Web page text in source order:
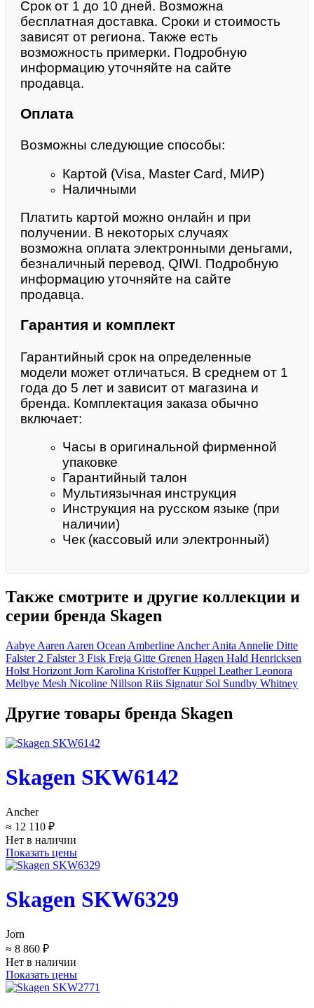
Срок от 1 до 10 дней. Возможна
бесплатная доставка. Сроки и стоимость
зависят от региона. Также есть
возможность примерки. Подробную
информацию уточняйте на сайте
продавца.
Оплата
Возможны следующие способы:
Картой (Visa, Master Card, МИР)
Наличными
Платить картой можно онлайн и при
получении. В некоторых случаях
возможна оплата электронными деньгами,
безналичный перевод, QIWI. Подробную
информацию уточняйте на сайте
продавца.
Гарантия и комплект
Гарантийный срок на определенные
модели может отличаться. В среднем от 1
года до 5 лет и зависит от магазина и
бренда. Комплектация заказа обычно
включает:
Часы в оригинальной фирменной
упаковке
Гарантийный талон
Мультиязычная инструкция
Инструкция на русском языке (при
наличии)
Чек (кассовый или электронный)
Также смотрите и другие коллекции и
серии бренда Skagen
Aabye Aaren Aaren Ocean Amberline AncherAnita Annelie Ditte
Falster 2 Falster 3 Fisk Freja Gitte Grenen Hagen Hald Henricksen
Holst Horizont Jorn Karolina KristofferKuppel LeatherLeonora
Melbye Mesh Nicoline Nillson Riis Signatur Sol Sundby Whitney
Другие товары бренда Skagen
Skagen SKW6142
Ancher
≈ 12 110 ₽
Нет в наличии
Показать цены
Skagen SKW6329
Jorn
≈ 8 860 ₽
Нет в наличии
Показать цены